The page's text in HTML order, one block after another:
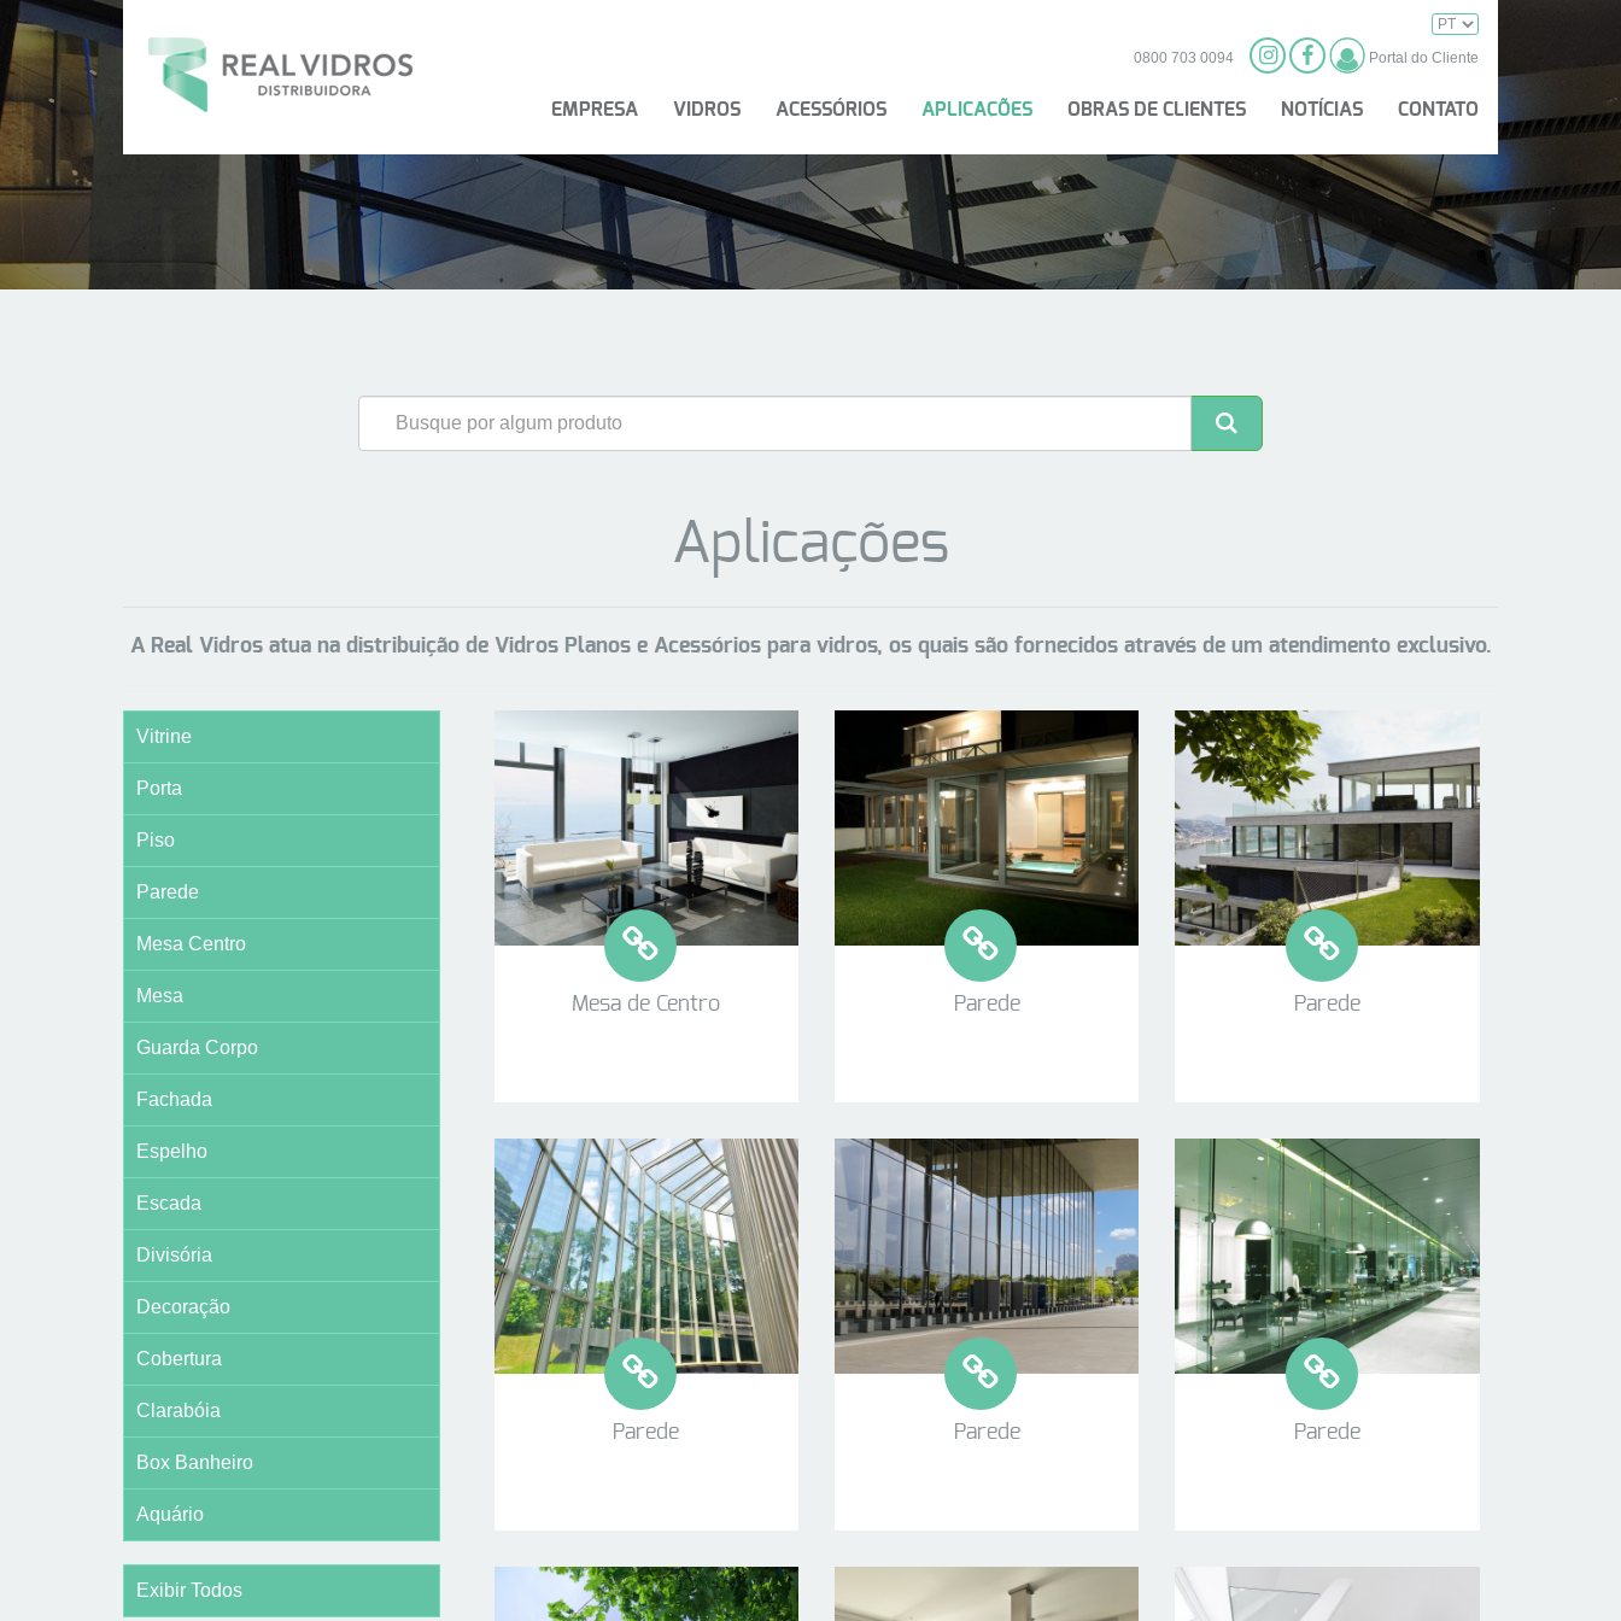
0800 703 0094 Portal do Cliente
EMPRESA VIDROS ACESSÓRIOS APLICAÇÕES OBRAS DE CLIENTES NOTÍCIAS CONTATO
Aplicações
A Real Vidros atua na distribuição de Vidros Planos e Acessórios para vidros, os quais são fornecidos através de um atendimento exclusivo.
Vitrine
Porta
Piso
Parede
Mesa Centro
Mesa
Guarda Corpo
Fachada
Espelho
Escada
Divisória
Decoração
Cobertura
Clarabóia
Box Banheiro
Aquário
Exibir Todos
Mesa de Centro Parede Parede
Parede Parede Parede